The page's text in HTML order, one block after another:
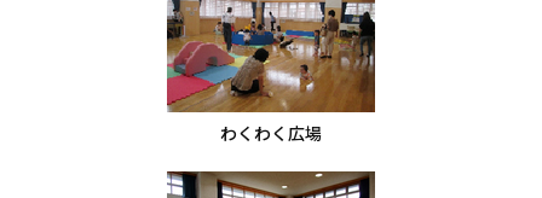
わくわく広場